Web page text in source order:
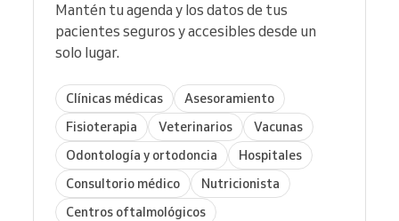
Mantén tu agenda y los datos de tus
pacientes seguros y accesibles desde un
solo lugar.
Clínicas médicas
Asesoramiento
Fisioterapia
Veterinarios
Vacunas
Odontología y ortodoncia
Hospitales
Consultorio médico
Nutricionista
Centros oftalmológicos